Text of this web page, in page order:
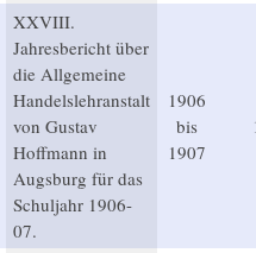
XXVIII.
Jahresbericht über
die Allgemeine
Handelslehranstalt
von Gustav
Hoffmann in
Augsburg für das
Schuljahr 1906-
07.
1906
bis
1907